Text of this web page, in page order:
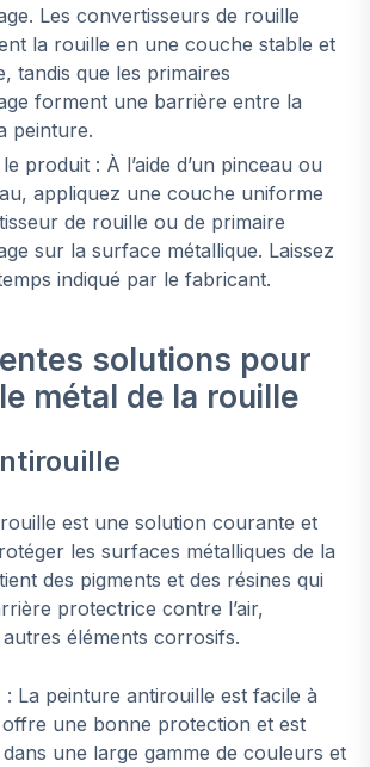
Les convertisseurs de rouille
la rouille en une couche stable et
tandis que les primaires
forment une barrière entre la
peinture.
produit : À l’aide d’un pinceau ou
appliquez une couche uniforme
de rouille ou de primaire
sur la surface métallique. Laissez
indiqué par le fabricant.
solutions pour
métal de la rouille
est une solution courante et
les surfaces métalliques de la
des pigments et des résines qui
protectrice contre l’air,
autres éléments corrosifs.
: La peinture antirouille est facile à
une bonne protection et est
une large gamme de couleurs et